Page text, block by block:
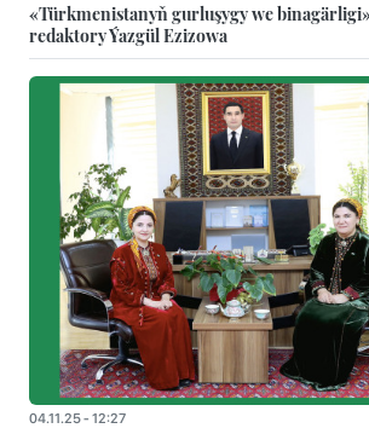
«Türkmenistanyň gurluşygy we
redaktory Ýazgül Ezizowa
04.11.25 - 12:27